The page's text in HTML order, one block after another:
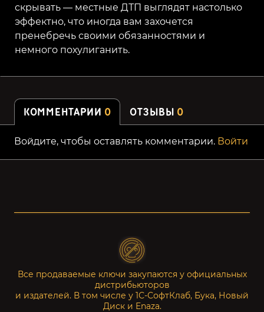
скрывать — местные ДТП выглядят настолько
эффектно, что иногда вам захочется
пренебречь своими обязанностями и
немного похулиганить.
КОММЕНТАРИИ 0 ОТЗЫВЫ 0
Войдите, чтобы оставлять комментарии. Войти
Все продаваемые ключи закупаются у официальных
дистрибьюторов
и издателей. В том числе у 1С-СофтКлаб, Бука, Новый
Диск и Enaza.